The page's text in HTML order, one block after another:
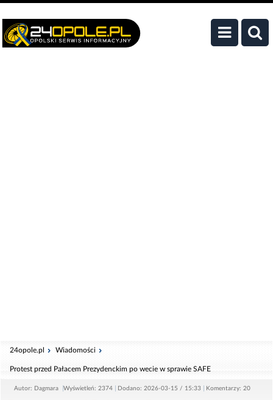
24opole.pl Wiadomości
Protest przed Pałacem Prezydenckim po wecie w sprawie SAFE
Autor: Dagmara Wyświetleń: 2374 Dodano: 2026-03-15 / 15:33 Komentarzy: 20